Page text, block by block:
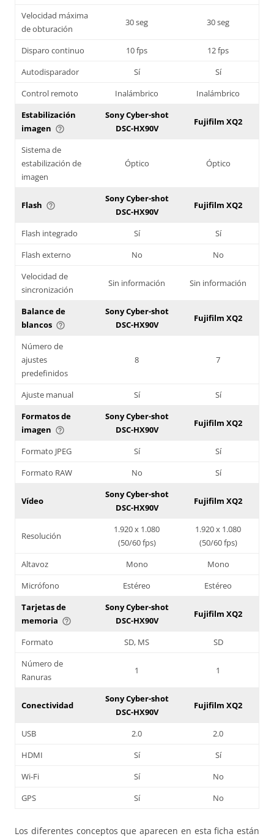
Velocidad máxima
de obturación
30 seg 30 seg
Disparo continuo 10 fps
12 fps
Autodisparador
Sí
Sí
Control remoto
Inalámbrico
Inalámbrico
Estabilización
imagen help_outline
Sony Cyber-shot
DSC-HX90V
Fujifilm XQ2
Sistema de
estabilización de
imagen
Óptico Óptico
Flash help_outline
Sony Cyber-shot
DSC-HX90V
Fujifilm XQ2
Flash integrado Sí
Sí
Flash externo
No
No
Velocidad de
sincronización
Sin información Sin información
Balance de
blancos help_outline
Sony Cyber-shot
DSC-HX90V
Fujifilm XQ2
Número de
ajustes
predefinidos
8 7
Ajuste manual Sí
Sí
Formatos de
imagen help_outline
Sony Cyber-shot
DSC-HX90V
Fujifilm XQ2
Formato JPEG Sí
Sí
Formato RAW
No Sí
Vídeo
Sony Cyber-shot
DSC-HX90V
Fujifilm XQ2
Resolución
1.920 x 1.080
(50/60 fps)
1.920 x 1.080
(50/60 fps)
Altavoz
Mono
Mono
Micrófono
Estéreo
Estéreo
Tarjetas de
memoria help_outline
Sony Cyber-shot
DSC-HX90V
Fujifilm XQ2
Formato SD, MS
SD
Número de
Ranuras
1 1
Conectividad
Sony Cyber-shot
DSC-HX90V
Fujifilm XQ2
USB 2.0
2.0
HDMI
Sí
Sí
Wi-Fi
Sí
No
GPS
Sí No
Los diferentes conceptos que aparecen en esta ficha están